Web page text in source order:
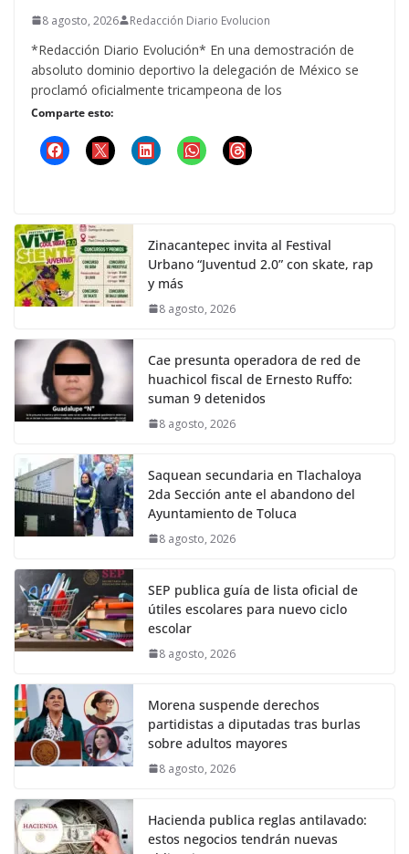
8 agosto, 2026 Redacción Diario Evolucion
*Redacción Diario Evolución* En una demostración de
absoluto dominio deportivo la delegación de México se
proclamó oficialmente tricampeona de los
Comparte esto:
Zinacantepec invita al Festival
Urbano “Juventud 2.0” con skate, rap
y más
8 agosto, 2026
Cae presunta operadora de red de
huachicol fiscal de Ernesto Ruffo:
suman 9 detenidos
8 agosto, 2026
Saquean secundaria en Tlachaloya
2da Sección ante el abandono del
Ayuntamiento de Toluca
8 agosto, 2026
SEP publica guía de lista oficial de
útiles escolares para nuevo ciclo
escolar
8 agosto, 2026
Morena suspende derechos
partidistas a diputadas tras burlas
sobre adultos mayores
8 agosto, 2026
Hacienda publica reglas antilavado:
estos negocios tendrán nuevas